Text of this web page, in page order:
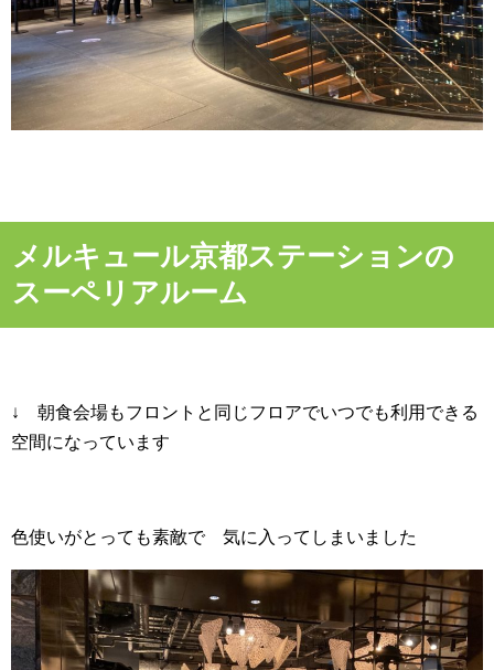
メルキュール京都ステーションの
スーペリアルーム
↓ 朝食会場もフロントと同じフロアでいつでも利用できる
空間になっています
色使いがとっても素敵で 気に入ってしまいました